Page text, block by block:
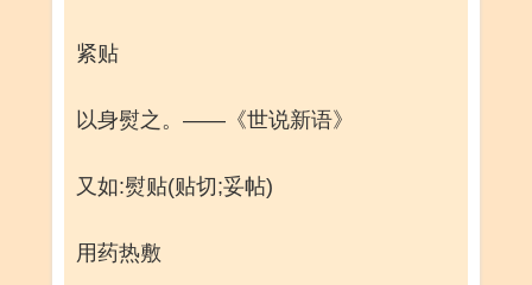
紧贴
以身熨之。——《世说新语》
又如:熨贴(贴切;妥帖)
用药热敷